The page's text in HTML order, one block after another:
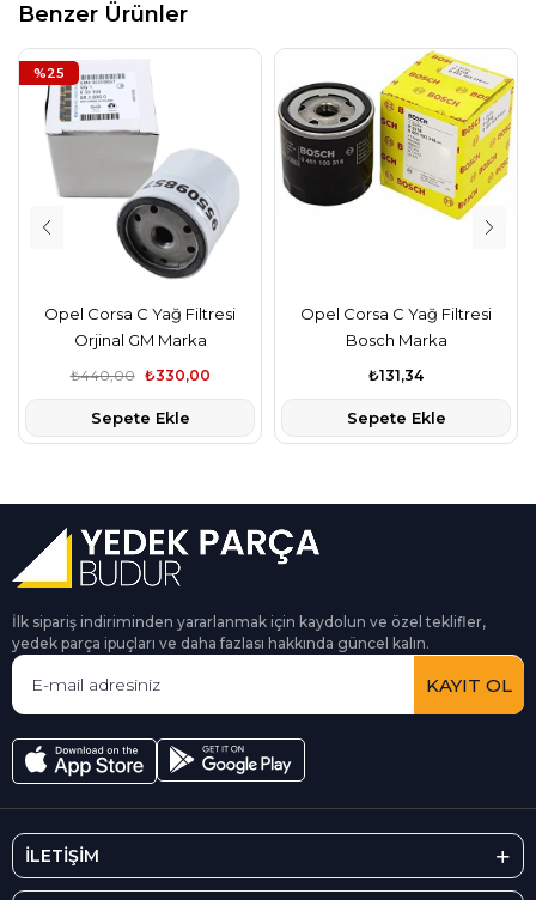
Benzer Ürünler
Opel Corsa C Yağ Filtresi
Orjinal GM Marka
₺330,00
₺440,00
Sepete Ekle
%25
Opel Corsa C Yağ Filtresi
Bosch Marka
₺131,34
Sepete Ekle
İlk sipariş indiriminden yararlanmak için kaydolun ve özel teklifler,
yedek parça ipuçları ve daha fazlası hakkında güncel kalın.
KAYIT OL
İLETİŞİM